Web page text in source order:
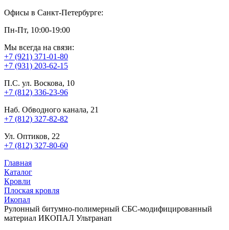
Офисы в Санкт-Петербурге:
Пн-Пт, 10:00-19:00
Мы всегда на связи:
+7 (921) 371-01-80
+7 (931) 203-62-15
П.С. ул. Воскова, 10
+7 (812) 336-23-96
Наб. Обводного канала, 21
+7 (812) 327-82-82
Ул. Оптиков, 22
+7 (812) 327-80-60
Главная
Каталог
Кровли
Плоская кровля
Икопал
Рулонный битумно-полимерный СБС-модифицированный
материал ИКОПАЛ Ультранап